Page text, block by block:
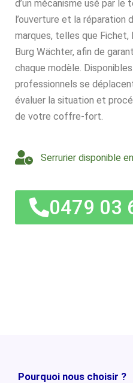
d’un mécanisme usé par
l’ouverture et la
marques, telles que Fichet,
Burg Wächter, afin de
chaque modèle.
professionnels se
évaluer la situation et
de votre coffre-fort.
Serrurier disponible
0479 03
Pourquoi nous choisir ?